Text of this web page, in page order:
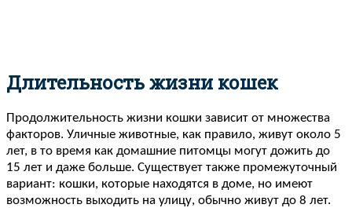
Длительность жизни кошек
Продолжительность жизни кошки зависит от множества
факторов. Уличные животные, как правило, живут около 5
лет, в то время как домашние питомцы могут дожить до
15 лет и даже больше. Существует также промежуточный
вариант: кошки, которые находятся в доме, но имеют
возможность выходить на улицу, обычно живут до 8 лет.